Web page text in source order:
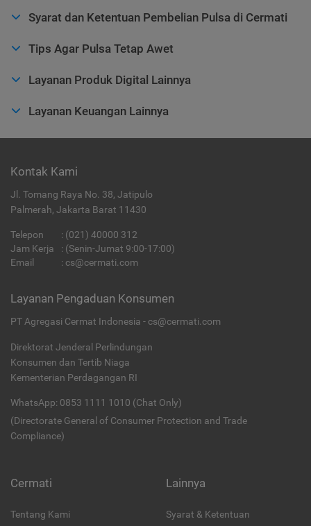
Syarat dan Ketentuan Pembelian Pulsa di Cermati
Tips Agar Pulsa Tetap Awet
Layanan Produk Digital Lainnya
Layanan Keuangan Lainnya
Kontak Kami
Jl. Tomang Raya No. 38, Jatipulo
Palmerah, Jakarta Barat 11430
Telepon : (021) 40000 312
Jam Kerja
: (Senin-Jumat 9:00-17:00)
Email
: cs@cermati.com
Layanan Pengaduan Konsumen
PT Agregasi Cermat Indonesia - cs@cermati.com
Direktorat Jenderal Perlindungan
Konsumen dan Tertib Niaga
Kementerian Perdagangan RI
WhatsApp: 0853 1111 1010 (Chat Only)
(Directorate General of Consumer Protection and Trade
Compliance)
Cermati
Tentang Kami
Lainnya
Syarat & Ketentuan